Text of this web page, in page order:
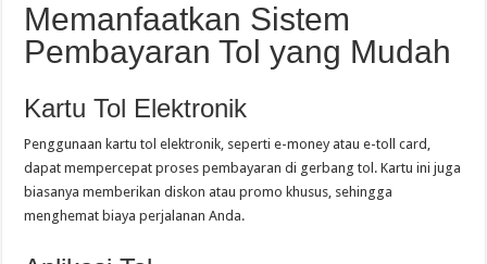
Memanfaatkan Sistem
Pembayaran Tol yang Mudah
Kartu Tol Elektronik
Penggunaan kartu tol elektronik, seperti e-money atau e-toll card,
dapat mempercepat proses pembayaran di gerbang tol. Kartu ini juga
biasanya memberikan diskon atau promo khusus, sehingga
menghemat biaya perjalanan Anda.